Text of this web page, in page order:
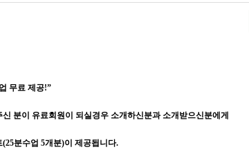
무료 제공!”
분이 유료회원이 되실경우 소개하신분과 소개받으신분에게
분수업 5개분)이 제공됩니다.